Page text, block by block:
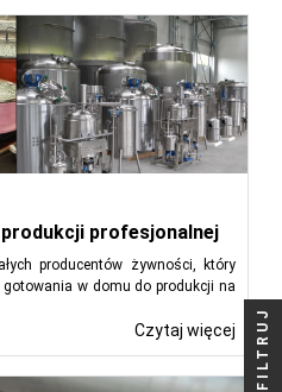
profesjonalnej
producentów żywności, który
w domu do produkcji na
Czytaj więcej FILTRUJ